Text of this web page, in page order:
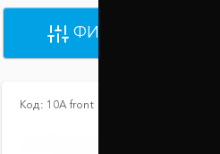
ФИЛЬТРЫ
Код: 10А front